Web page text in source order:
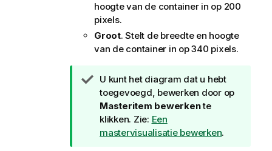
hoogte van de container in op 200
pixels.
Groot. Stelt de breedte en hoogte
van de container in op 340 pixels.
T
i
p
U kunt het diagram dat u hebt
toegevoegd, bewerken door op
Masteritem bewerkente
klikken. Zie: Een
mastervisualisatie bewerken.